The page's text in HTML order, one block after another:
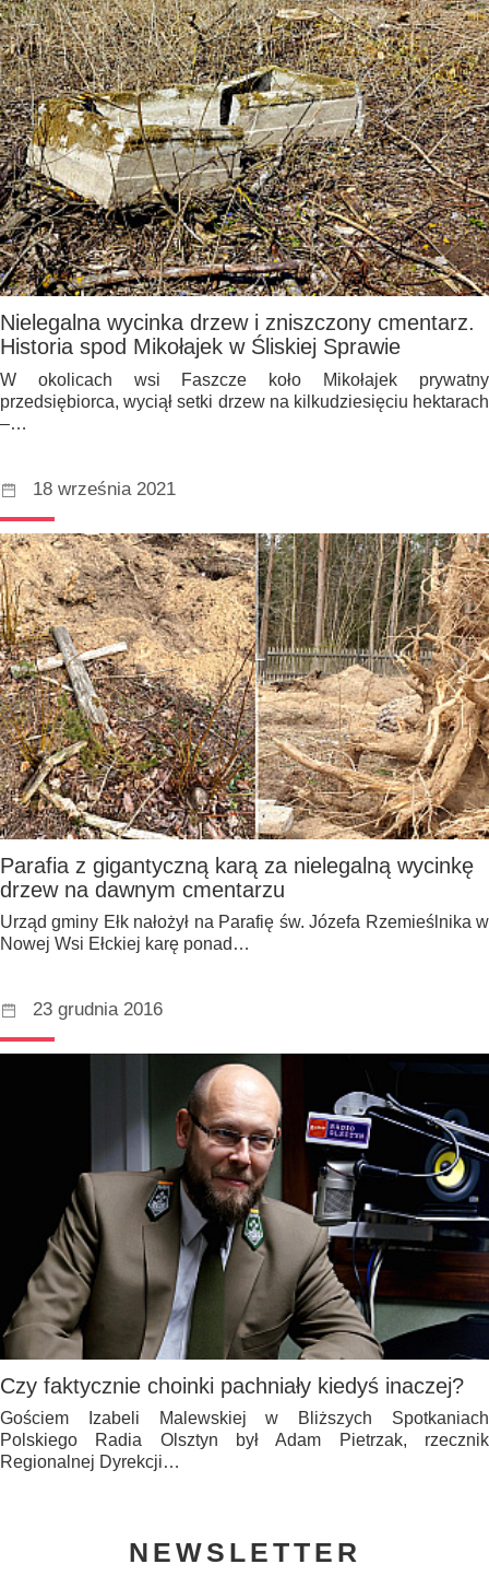
Nielegalna wycinka drzew i zniszczony cmentarz.
Historia spod Mikołajek w Śliskiej Sprawie
W okolicach wsi Faszcze koło Mikołajek prywatny
przedsiębiorca, wyciął setki drzew na kilkudziesięciu hektarach
–…
18 września 2021
Parafia z gigantyczną karą za nielegalną wycinkę
drzew na dawnym cmentarzu
Urząd gminy Ełk nałożył na Parafię św. Józefa Rzemieślnika w
Nowej Wsi Ełckiej karę ponad…
23 grudnia 2016
Czy faktycznie choinki pachniały kiedyś inaczej?
Gościem Izabeli Malewskiej w Bliższych Spotkaniach
Polskiego Radia Olsztyn był Adam Pietrzak, rzecznik
Regionalnej Dyrekcji…
NEWSLETTER